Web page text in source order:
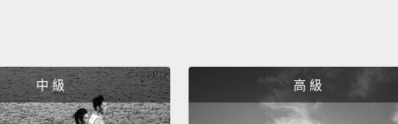
我不再有任
He won the
中 級 高 級